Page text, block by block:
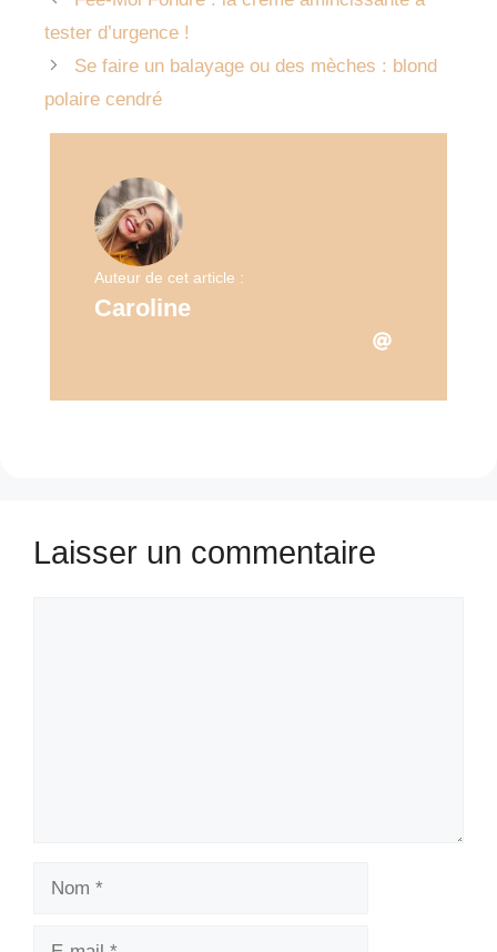
tester d’urgence !
Se faire un balayage ou des mèches : blond
polaire cendré
Auteur de cet article :
Caroline
Laisser un commentaire